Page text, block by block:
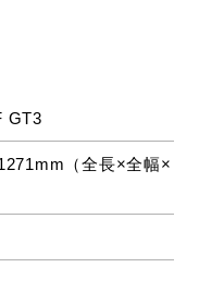
GT3
（全長×全幅×